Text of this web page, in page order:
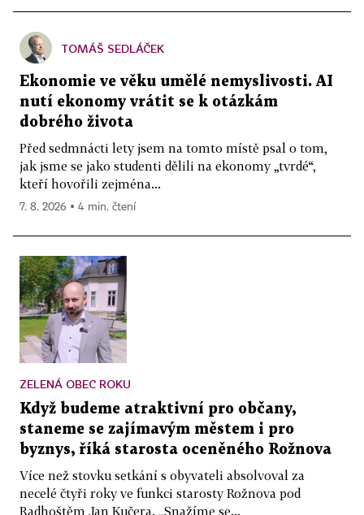
TOMÁŠ SEDLÁČEK
Ekonomie ve věku umělé nemyslivosti. AI
nutí ekonomy vrátit se k otázkám
dobrého života
Před sedmnácti lety jsem na tomto místě psal o tom,
jak jsme se jako studenti dělili na ekonomy „tvrdé“,
kteří hovořili zejména...
7. 8. 2026 ▪ 4 min. čtení
ZELENÁ OBEC ROKU
Když budeme atraktivní pro občany,
staneme se zajímavým městem i pro
byznys, říká starosta oceněného Rožnova
Více než stovku setkání s obyvateli absolvoval za
necelé čtyři roky ve funkci starosty Rožnova pod
Radhoštěm Jan Kučera. „Snažíme se...